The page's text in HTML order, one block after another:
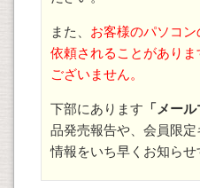
また、 お客様のパソコ
依頼されることがあり
ございません。
下部にあります 「メー
品発売報告や、会員限
情報をいち早くお知らせ